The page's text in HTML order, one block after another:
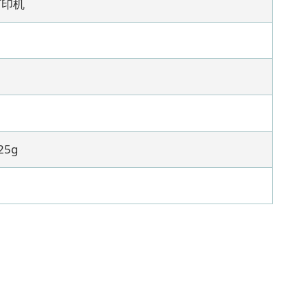
机